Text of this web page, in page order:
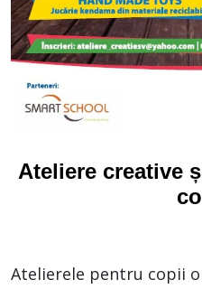
Ateliere creative
Atelierele pentru copii